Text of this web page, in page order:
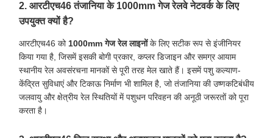
2. आरटीएच46 तंजानिया के 1000mm गेज रेलवे नेटवर्क के लिए
उपयुक्त क्यों है?
आरटीएच46 को 1000mm गेज रेल लाइनोंके लिए सटीक रूप से इंजीनियर
किया गया है, जिसमें इसकी बोगी प्रकार, कप्लर डिजाइन और समग्र आयाम
स्थानीय रेल अवसंरचना मानकों से पूरी तरह मेल खाते हैं। इसमें पशु कल्याण-
केंद्रित सुविधाएं और टिकाऊ निर्माण भी शामिल है, जो तंजानिया की उष्णकटिबंधीय
जलवायु और क्षेत्रीय रेल स्थितियों में पशुधन परिवहन की अनूठी जरूरतों को पूरा
करता है।